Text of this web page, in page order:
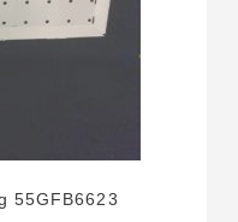
55GFB6623